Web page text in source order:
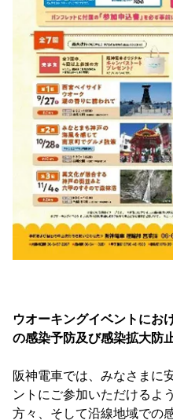
ウオーキングイベントにお
の感染予防及び感染拡大防
阪神電車では、みなさまに
ントにご参加いただけるよ
方々、そして沿線地域での